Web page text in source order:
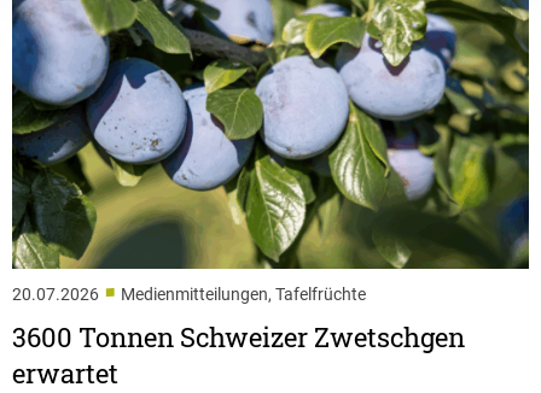
20.07.2026 ■ Medienmitteilungen, Tafelfrüchte
3600 Tonnen Schweizer Zwetschgen
erwartet